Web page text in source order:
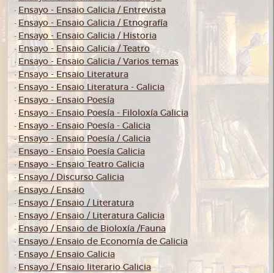
- Ensayo - Ensaio Galicia / Entrevista
- Ensayo - Ensaio Galicia / Etnografía
- Ensayo - Ensaio Galicia / Historia
- Ensayo - Ensaio Galicia / Teatro
- Ensayo - Ensaio Galicia / Varios temas
-Ensayo - Ensaio Literatura
- Ensayo - Ensaio Literatura - Galicia
- Ensayo - Ensaio Poesía
- Ensayo - Ensaio Poesía - Filoloxía Galicia
- Ensayo - Ensaio Poesía - Galicia
-Ensayo - Ensaio Poesía / Galicia
- Ensayo - Ensaio Poesía Galicia
- Ensayo - Ensaio Teatro Galicia
- Ensayo / Discurso Galicia
-Ensayo / Ensaio
- Ensayo / Ensaio / Literatura
- Ensayo / Ensaio / Literatura Galicia
- Ensayo / Ensaio de Bioloxía /Fauna
- Ensayo / Ensaio de Economía de Galicia
- Ensayo / Ensaio Galicia
- Ensayo / Ensaio literario Galicia